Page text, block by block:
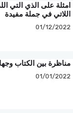
امثلة على الذي التي
اللاتي في جملة مفيدة
01/12/2022
مناظرة بين الكتاب
01/01/2022